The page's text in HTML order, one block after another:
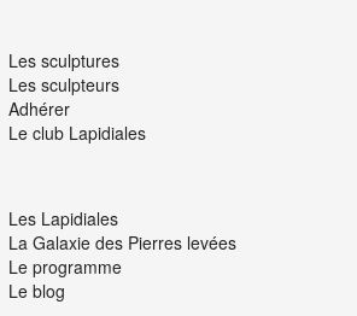
Les sculptures
Les sculpteurs
Adhérer
Le club Lapidiales
Les Lapidiales
La Galaxie des Pierres levées
Le programme
Le blog